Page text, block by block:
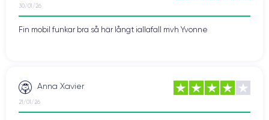
30/01/26
Fin mobil funkar bra så här långt iallafall mvh Yvonne
Anna Xavier
21/01/26